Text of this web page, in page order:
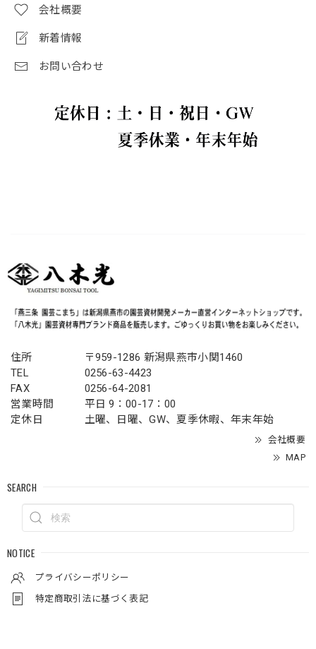
会社概要
新着情報
お問い合わせ
住所
〒959-1286 新潟県燕市小関1460
TEL
0256-63-4423
FAX
0256-64-2081
営業時間
平日 9：00-17：00
定休日
土曜、日曜、GW、夏季休暇、年末年始
会社概要
MAP
SEARCH
NOTICE
プライバシーポリシー
特定商取引法に基づく表記